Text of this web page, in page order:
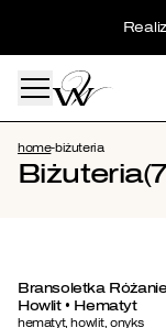
home-biżuteria
Biżuteria
Bransoletka
Howlit • Hematyt
hematyt, howlit, onyks